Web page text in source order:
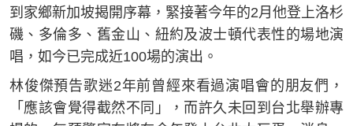
到家鄉新加坡揭開序幕，緊接著今年的2月他登上洛杉
磯、多倫多、舊金山、紐約及波士頓代表性的場地演
唱，如今已完成近100場的演出。
林俊傑預告歌迷2年前曾經來看過演唱會的朋友們，
「應該會覺得截然不同」，而許久未回到台北舉辦專